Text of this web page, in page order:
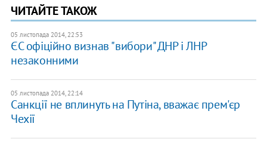
ЧИТАЙТЕ ТАКОЖ
05 листопада 2014, 22:53
ЄС офіційно визнав "вибори" ДНР і ЛНР
незаконними
05 листопада 2014, 22:14
Санкції не вплинуть на Путіна, вважає прем'єр
Чехії